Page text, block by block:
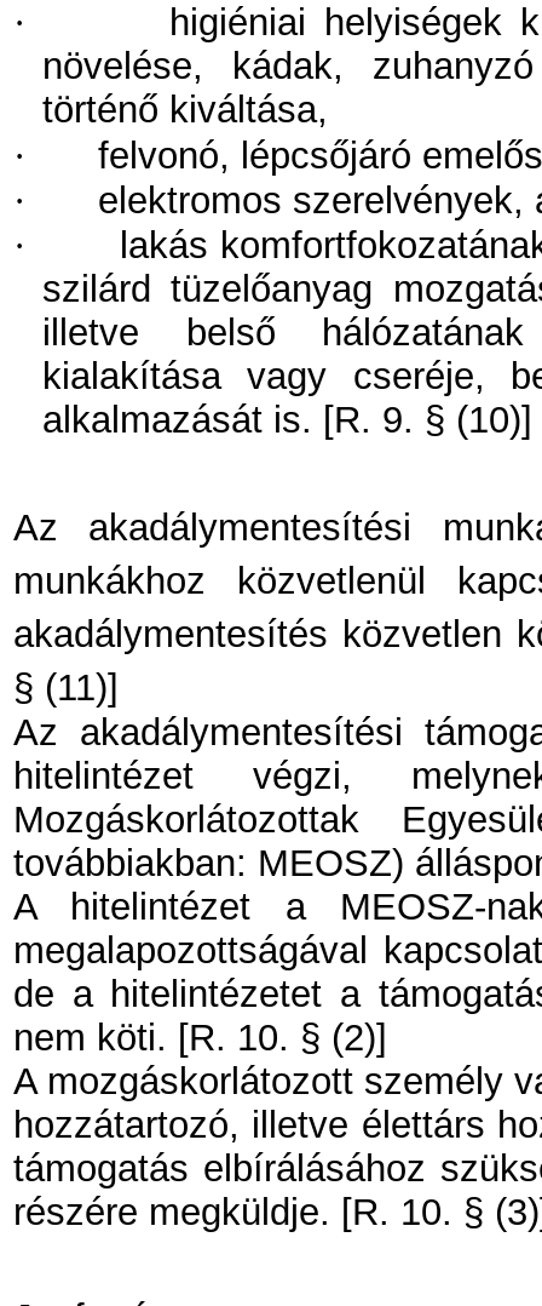
·
higiéniai helyiségek
növelése, kádak,
történő kiváltása,
·
felvonó, lépcsőjáró
·
elektromos
·
lakás
szilárd tüzelőanyag
illetve belső
kialakítása vagy cseréje,
alkalmazását is. [R. 9. § (10)]
Az akadálymentesítési
munkákhoz közvetlenül
akadálymentesítés közvetlen
§ (11)]
Az akadálymentesítési
hitelintézet végzi,
Mozgáskorlátozottak
továbbiakban: MEOSZ)
A hitelintézet a MEOSZ-
megalapozottságával
de a hitelintézetet a
nem köti. [R. 10. § (2)]
A mozgáskorlátozott személy
hozzátartozó, illetve élettárs
támogatás elbírálásához
részére megküldje. [R. 10. §